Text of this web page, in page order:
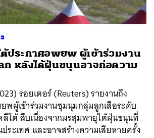
ต้ประกาศอพยพ ผู้เข้าร่วมงาน
ก หลังไต้ฝุ่นขนุนอาจก่อความ
รอยเตอร์ (Reuters) รายงานถึง
ผู้เข้าร่วมงานชุมนุมกลุ่มลูกเสือระดับ
ลีใต้ สืบเนื่องจากมรสุมพายุไต้ฝุ่นขนุนที่
ระเทศ และอาจสร้างความเสียหายครั้ง